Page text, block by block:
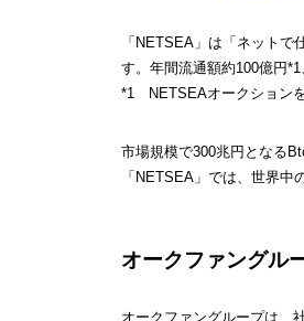
「NETSEA」は「ネット
す。年間流通額約100億円
*1 NETSEAオークション
市場規模で300兆円となる
「NETSEA」では、世界
オークファングル
オークファングループは、